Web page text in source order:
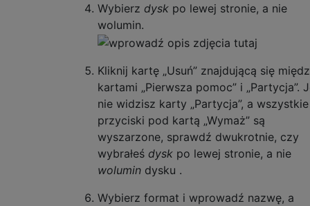
Wybierz dysk po lewej stronie, a nie
wolumin.
Kliknij kartę „Usuń” znajdującą się
kartami „Pierwsza pomoc” i „Partycja”.
nie widzisz karty „Partycja”, a wszystkie
przyciski pod kartą „Wymaż” są
wyszarzone, sprawdź dwukrotnie, czy
wybrałeś dysk po lewej stronie, a nie
wolumin dysku .
Wybierz format i wprowadź nazwę, a